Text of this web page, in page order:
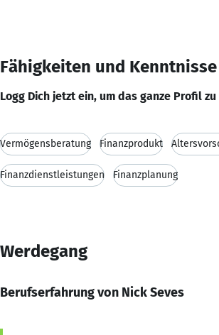
Fähigkeiten und Kenntnisse
Logg Dich jetzt ein, um das ganze Profil zu
Vermögensberatung Finanzprodukt
Finanzdienstleistungen Finanzplanung
Werdegang
Berufserfahrung von Nick Seves